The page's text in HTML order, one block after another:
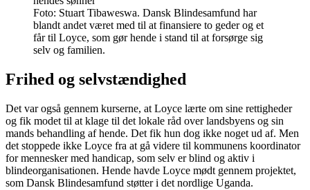
Foto: Stuart Tibaweswa. Dansk Blindesamfund har
blandt andet været med til at finansiere to geder og et
får til Loyce, som gør hende i stand til at forsørge sig
selv og familien.
Frihed og selvstændighed
Det var også gennem kurserne, at Loyce lærte om sine rettigheder
og fik modet til at klage til det lokale råd over landsbyens og sin
mands behandling af hende. Det fik hun dog ikke noget ud af. Men
det stoppede ikke Loyce fra at gå videre til kommunens koordinator
for mennesker med handicap, som selv er blind og aktiv i
blindeorganisationen. Hende havde Loyce mødt gennem projektet,
som Dansk Blindesamfund støtter i det nordlige Uganda.